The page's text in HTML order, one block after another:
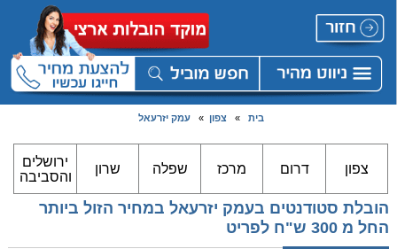
בית » צפון » עמק יזרעאל
צפון דרום מרכז שפלה שרון
ירושלים
והסביבה
הובלת סטודנטים בעמק יזרעאל במחיר הזול ביותר
החל מ 300 ש"ח לפריט